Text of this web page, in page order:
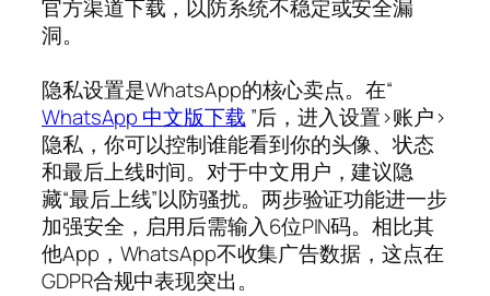
官方渠道下载，以防系统不稳定或安全漏
洞。
隐私设置是WhatsApp的核心卖点。在“
WhatsApp 中文版下载 ”后，进入设置>账户>
隐私，你可以控制谁能看到你的头像、状态
和最后上线时间。对于中文用户，建议隐
藏“最后上线”以防骚扰。两步验证功能进一步
加强安全，启用后需输入6位PIN码。相比其
他App，WhatsApp不收集广告数据，这点在
GDPR合规中表现突出。